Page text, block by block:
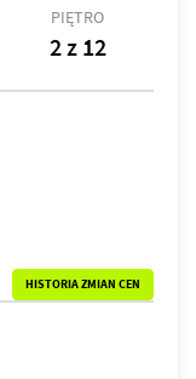
PIĘTRO
2 z 12
HISTORIA ZMIAN CEN